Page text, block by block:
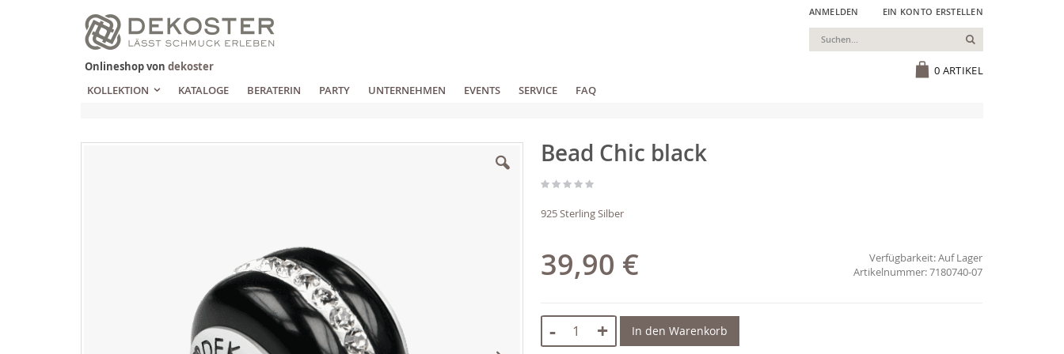
Zum
Inhalt
springen
ANMELDEN EIN KONTO ERSTELLEN
0 ARTIKEL
Suchen
Onlineshop von dekoster
KOLLEKTION
KATALOGE BERATERIN PARTY UNTERNEHMEN EVENTS SERVICE FAQ
Bead Chic black
925 Sterling Silber
39,90 € Verfügbarkeit:Auf Lager
7180740-07
- + In den Warenkorb